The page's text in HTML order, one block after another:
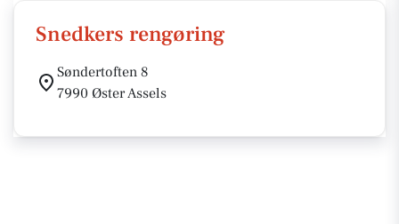
Snedkers rengøring
Søndertoften 8
7990 Øster Assels